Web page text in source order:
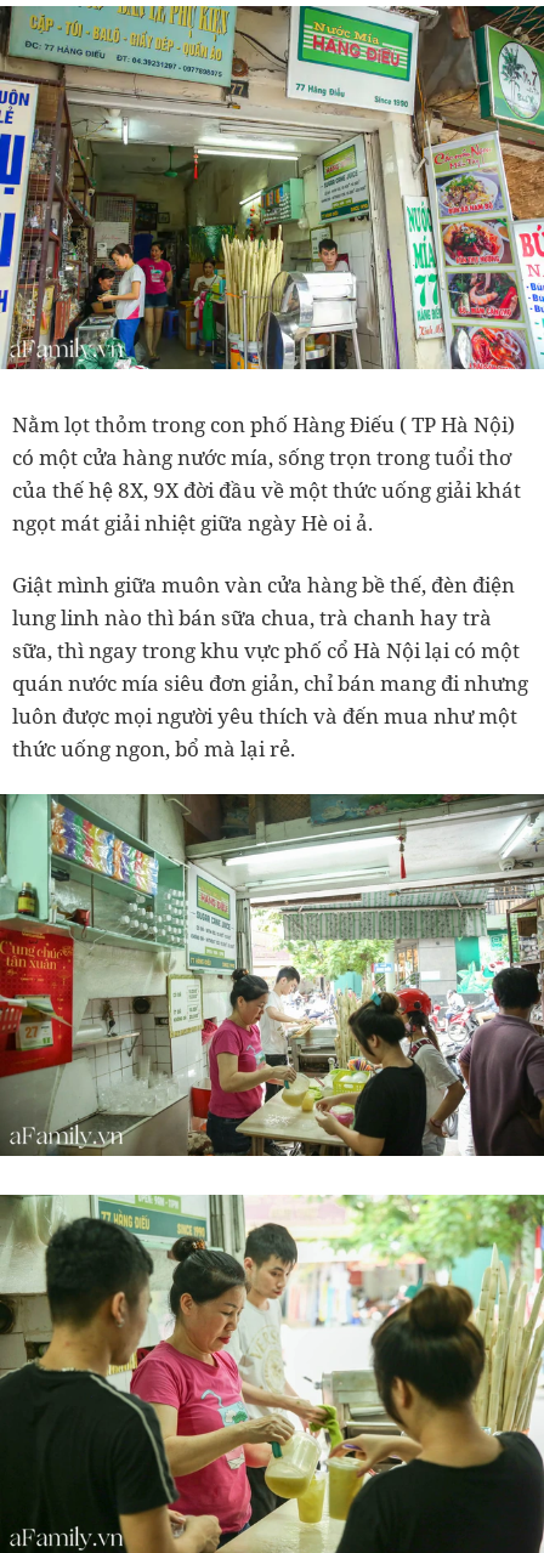
Nằm lọt thỏm trong con phố Hàng Điếu ( TP Hà Nội)
có một cửa hàng nước mía, sống trọn trong tuổi thơ
của thế hệ 8X, 9X đời đầu về một thức uống giải khát
ngọt mát giải nhiệt giữa ngày Hè oi ả.
Giật mình giữa muôn vàn cửa hàng bề thế, đèn điện
lung linh nào thì bán sữa chua, trà chanh hay trà
sữa, thì ngay trong khu vực phố cổ Hà Nội lại có một
quán nước mía siêu đơn giản, chỉ bán mang đi nhưng
luôn được mọi người yêu thích và đến mua như một
thức uống ngon, bổ mà lại rẻ.